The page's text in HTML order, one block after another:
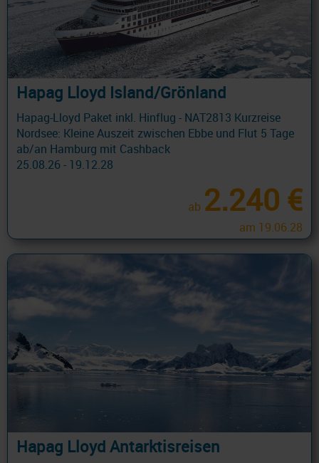
Hapag Lloyd Island/Grönland
Hapag-Lloyd Paket inkl. Hinflug - NAT2813 Kurzreise
Nordsee: Kleine Auszeit zwischen Ebbe und Flut 5 Tage
ab/an Hamburg mit Cashback
25.08.26 - 19.12.28
ab 2.240 €
am 19.06.28
Hapag Lloyd Antarktisreisen